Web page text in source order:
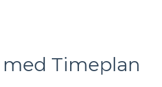
Timeplan